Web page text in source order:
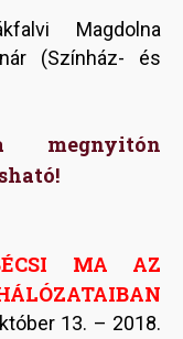
Magdolna
(Színház- és
megnyitón
MA AZ
13. – 2018.